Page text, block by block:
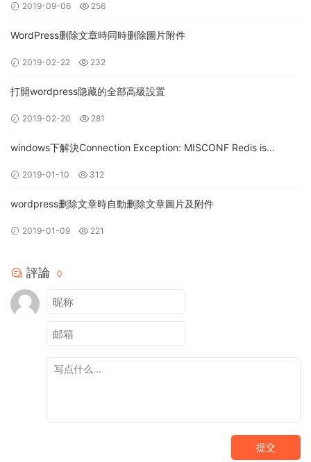
2019-09-06 256
WordPress删除文章時同時删除圖片附件
2019-02-22 232
打開wordpress隐藏的全部高級設置
2019-02-20 281
windows下解決Connection Exception: MISCONF Redis is
persist on disk.錯誤
2019-01-10 312
wordpress删除文章時自動删除文章圖片及附件
2019-01-09 221
評論 0
提交